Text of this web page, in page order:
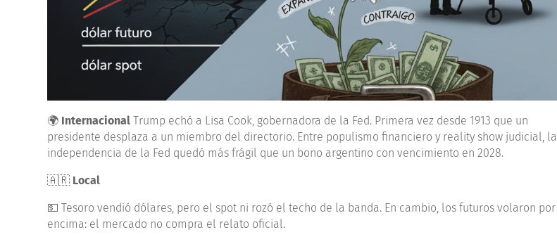
🌍 Internacional Trump echó a Lisa Cook, gobernadora de la Fed. Primera vez desde 1913 que un
presidente desplaza a un miembro del directorio. Entre populismo financiero y reality show judicial, la
independencia de la Fed quedó más frágil que un bono argentino con vencimiento en 2028.
🇦🇷 Local
💵 Tesoro vendió dólares, pero el spot ni rozó el techo de la banda. En cambio, los futuros volaron por
encima: el mercado no compra el relato oficial.